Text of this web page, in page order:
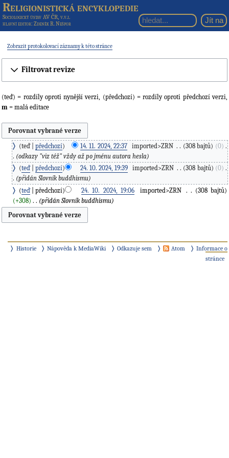
Religionistická encyklopedie
Sociologický ústav AV ČR, v.v.i.
hlavní editor: Zdeněk R. Nešpor
Zobrazit protokolovací záznamy k této stránce
Filtrovat revize
(teď) = rozdíly oproti nynější verzi, (předchozí) = rozdíly oproti předchozí verzi,
m = malá editace
teď předchozí 14. 11. 2024, 22:37 imported>ZRN 308 bajtů 0 ‎
odkazy "viz též" vždy až po jménu autora hesla
teď
předchozí 24. 10. 2024, 19:39 imported>ZRN 308 bajtů 0 ‎
přidán Slovník buddhismu
teď
předchozí 24. 10. 2024, 19:06‎ imported>ZRN
308 bajtů
+308 ‎ přidán Slovník buddhismu
Historie Nápověda k MediaWiki Odkazuje sem Atom
Informace o
stránce